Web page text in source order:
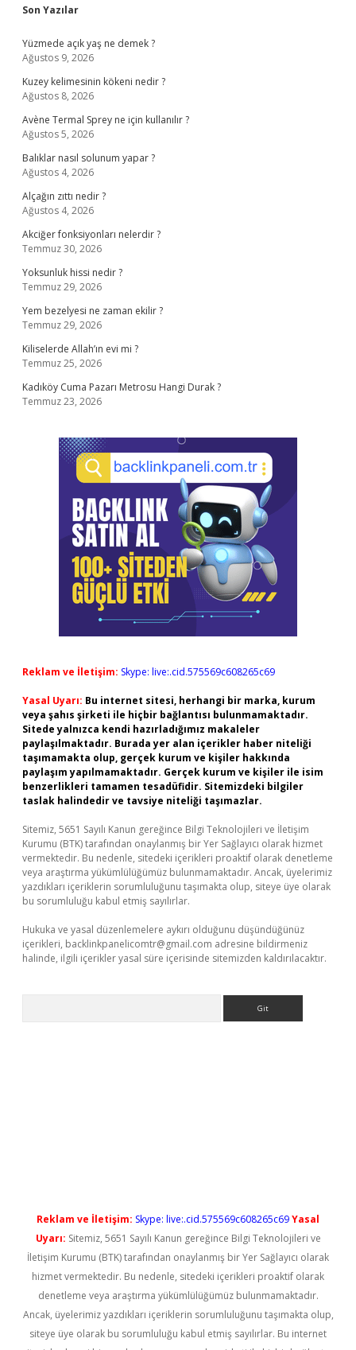
Sidebar
Son Yazılar
Yüzmede açık yaş ne demek ?
Ağustos 9, 2026
Kuzey kelimesinin kökeni nedir ?
Ağustos 8, 2026
Avène Termal Sprey ne için kullanılır ?
Ağustos 5, 2026
Balıklar nasıl solunum yapar ?
Ağustos 4, 2026
Alçağın zıttı nedir ?
Ağustos 4, 2026
Akciğer fonksiyonları nelerdir ?
Temmuz 30, 2026
Yoksunluk hissi nedir ?
Temmuz 29, 2026
Yem bezelyesi ne zaman ekilir ?
Temmuz 29, 2026
Kiliselerde Allah’ın evi mi ?
Temmuz 25, 2026
Kadıköy Cuma Pazarı Metrosu Hangi Durak ?
Temmuz 23, 2026
Reklam ve İletişim: Skype: live:.cid.575569c608265c69
Yasal Uyarı: Bu internet sitesi, herhangi bir marka, kurum
veya şahıs şirketi ile hiçbir bağlantısı bulunmamaktadır.
Sitede yalnızca kendi hazırladığımız makaleler
paylaşılmaktadır. Burada yer alan içerikler haber niteliği
taşımamakta olup, gerçek kurum ve kişiler hakkında
paylaşım yapılmamaktadır. Gerçek kurum ve kişiler ile isim
benzerlikleri tamamen tesadüfidir. Sitemizdeki bilgiler
taslak halindedir ve tavsiye niteliği taşımazlar.
Sitemiz, 5651 Sayılı Kanun gereğince Bilgi Teknolojileri ve İletişim
Kurumu (BTK) tarafından onaylanmış bir Yer Sağlayıcı olarak hizmet
vermektedir. Bu nedenle, sitedeki içerikleri proaktif olarak denetleme
veya araştırma yükümlülüğümüz bulunmamaktadır. Ancak, üyelerimiz
yazdıkları içeriklerin sorumluluğunu taşımakta olup, siteye üye olarak
bu sorumluluğu kabul etmiş sayılırlar.
Hukuka ve yasal düzenlemelere aykırı olduğunu düşündüğünüz
içerikleri, backlinkpanelicomtr@gmail.com adresine bildirmeniz
halinde, ilgili içerikler yasal süre içerisinde sitemizden kaldırılacaktır.
Reklam ve İletişim: Skype: live:.cid.575569c608265c69Yasal
Uyarı: Sitemiz, 5651 Sayılı Kanun gereğince Bilgi Teknolojileri ve
İletişim Kurumu (BTK) tarafından onaylanmış bir Yer Sağlayıcı olarak
hizmet vermektedir. Bu nedenle, sitedeki içerikleri proaktif olarak
denetleme veya araştırma yükümlülüğümüz bulunmamaktadır.
Ancak, üyelerimiz yazdıkları içeriklerin sorumluluğunu taşımakta olup,
siteye üye olarak bu sorumluluğu kabul etmiş sayılırlar. Bu internet